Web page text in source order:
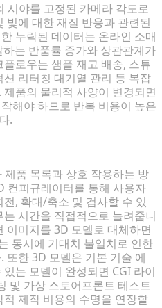
시야를 고정된 카메라 각도로
빛에 대한 재질 반응과 관련된
누락된 데이터는 온라인 소매
는 반품률 증가와 상관관계가
로우는 샘플 재고 배송, 스튜
리터칭 대기열 관리 등 복잡
품의 물리적 사양이 변경되면
해야 하므로 반복 비용이 높은
.
품 목록과 상호 작용하는 방
컨피규레이터를 통해 사용자
, 확대/축소 및 검사할 수 있
시간을 직접적으로 늘려줍니
이미지를 3D 모델로 대체하면
동시에 기대치 불일치로 인한
또한 3D 모델은 기본 기술 에
는 모델이 완성되면 CGI 라이
및 가상 스토어프론트 테스트
제작 비용의 수명을 연장할